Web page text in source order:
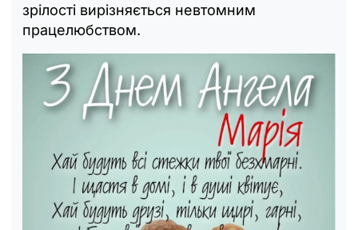
зрілості вирізняється невтомним
працелюбством.